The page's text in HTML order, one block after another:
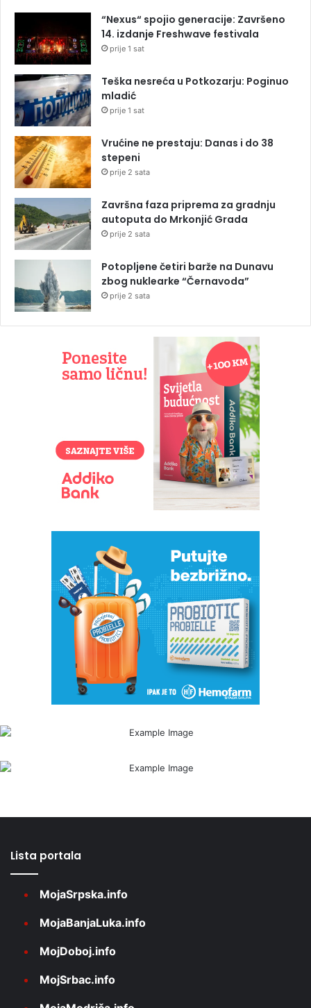
“Nexus“ spojio generacije: Završeno
14. izdanje Freshwave festivala
prije 1 sat
Teška nesreća u Potkozarju: Poginuo
mladić
prije 1 sat
Vrućine ne prestaju: Danas i do 38
stepeni
prije 2 sata
Završna faza priprema za gradnju
autoputa do Mrkonjić Grada
prije 2 sata
Potopljene četiri barže na Dunavu
zbog nuklearke “Černavoda”
prije 2 sata
Lista portala
MojaSrpska.info
MojaBanjaLuka.info
MojDoboj.info
MojSrbac.info